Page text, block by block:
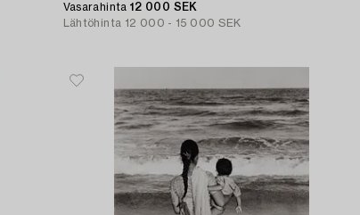
Vasarahinta 12 000 SEK
Lähtöhinta 12 000 - 15 000 SEK